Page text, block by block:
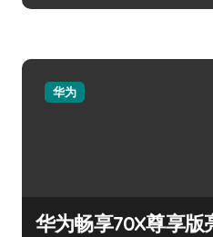
华为
华为畅享70X尊享版